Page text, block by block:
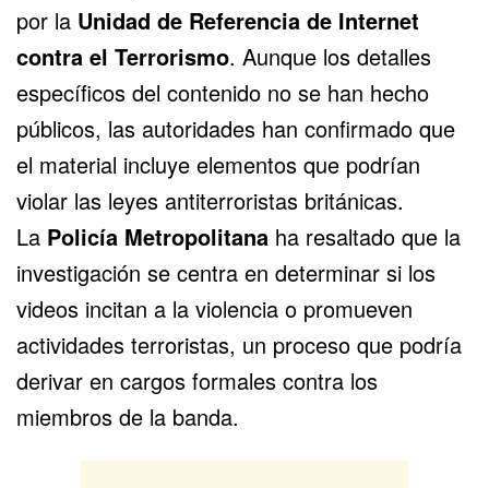
por la Unidad de Referencia de Internet
contra el Terrorismo. Aunque los detalles
específicos del contenido no se han hecho
públicos, las autoridades han confirmado que
el material incluye elementos que podrían
violar las leyes antiterroristas británicas.
La Policía Metropolitana ha resaltado que la
investigación se centra en determinar si los
videos incitan a la violencia o promueven
actividades terroristas, un proceso que podría
derivar en cargos formales contra los
miembros de la banda.